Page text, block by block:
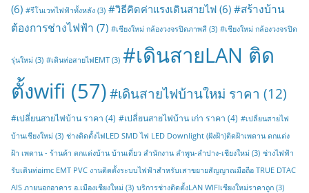
(6) #รีโนเวทไฟฟ้าทั้งหลัง (3) #วิธีคิดค่าแรงเดินสายไฟ (6) #สร้างบ้าน
ต้องการช่างไฟฟ้า (7) #เชียงใหม่ กล้องวงจรปิดภาพสี (3) #เชียงใหม่ กล้องวงจรปิด
รุ่นใหม่ (3) #เดินท่อสายไฟEMT (3) #เดินสายLAN ติด
ตั้งwifi (57)#เดินสายไฟบ้านใหม่ ราคา (12)
#เปลี่ยนสายไฟบ้าน ราคา (4) #เปลี่ยนสายไฟบ้าน เก่า ราคา (4) #เปลี่ยนสายไฟ
บ้านเชียงใหม่ (3) ช่างติดตั้งไฟLED SMD ไฟ LED Downlight (ฝังฝ้า)ติดฝ้าเพดาน ตกแต่ง
ฝ้า เพดาน - ร้านค้า ตกแต่งบ้าน บ้านเดี่ยว สำนักงาน ลำพูน-ลำปาง-เชียงใหม่ (3) ช่างไฟฟ้า
รับเดินท่อimc EMT PVC งานติดตั้งระบบไฟฟ้าสำหรับเสาขยายสัญญาณมือถือ TRUE DTAC
AIS ภายนอกอาคาร อ.เมืองเชียงใหม่ (3) บริการช่างติดตั้งLAN WIFIเชียงใหม่ราคาถูก (3)